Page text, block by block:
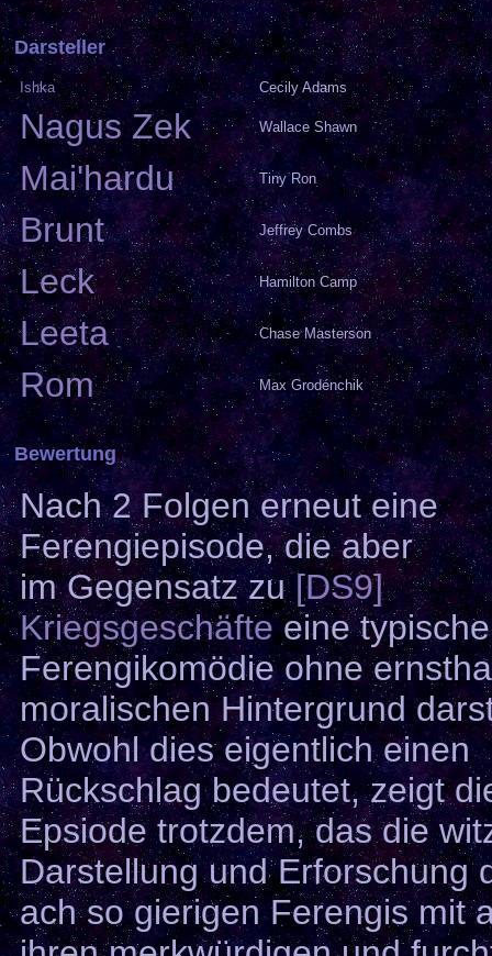
Darsteller
Ishka Cecily Adams
Nagus Zek Wallace Shawn
Mai'hardu Tiny Ron
Brunt Jeffrey Combs
Leck Hamilton Camp
Leeta Chase Masterson
Rom Max Grodénchik
Bewertung
Nach 2 Folgen erneut eine
Ferengiepisode, die aber
im Gegensatz zu[DS9]
Kriegsgeschäfteeine typische
Ferengikomödie ohne
moralischen Hintergrund
Obwohl dies eigentlich einen
Rückschlag bedeutet, zeigt
Epsiode trotzdem, das die
Darstellung und Erforschung
ach so gierigen Ferengis mit